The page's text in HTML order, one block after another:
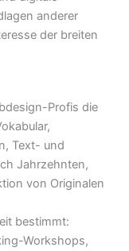
anderer
der breiten
Profis die
Text- und
Jahrzehnten,
von Originalen
bestimmt:
Workshops,